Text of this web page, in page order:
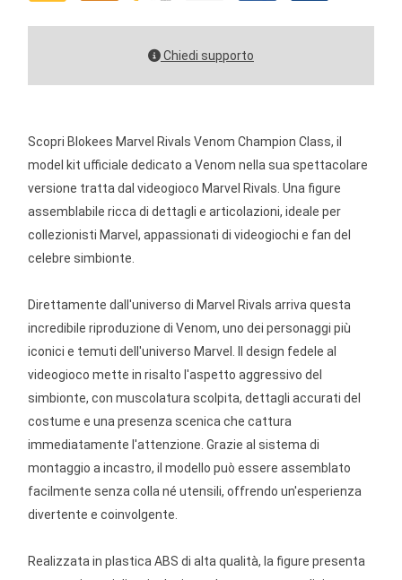
Chiedi supporto
Scopri Blokees Marvel Rivals Venom Champion Class, il
model kit ufficiale dedicato a Venom nella sua spettacolare
versione tratta dal videogioco Marvel Rivals. Una figure
assemblabile ricca di dettagli e articolazioni, ideale per
collezionisti Marvel, appassionati di videogiochi e fan del
celebre simbionte.
Direttamente dall'universo di Marvel Rivals arriva questa
incredibile riproduzione di Venom, uno dei personaggi più
iconici e temuti dell'universo Marvel. Il design fedele al
videogioco mette in risalto l'aspetto aggressivo del
simbionte, con muscolatura scolpita, dettagli accurati del
costume e una presenza scenica che cattura
immediatamente l'attenzione. Grazie al sistema di
montaggio a incastro, il modello può essere assemblato
facilmente senza colla né utensili, offrendo un'esperienza
divertente e coinvolgente.
Realizzata in plastica ABS di alta qualità, la figure presenta